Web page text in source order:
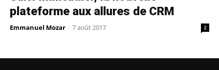
plateforme aux allures de CRM
Emmanuel Mozar - 7 août 2017 2